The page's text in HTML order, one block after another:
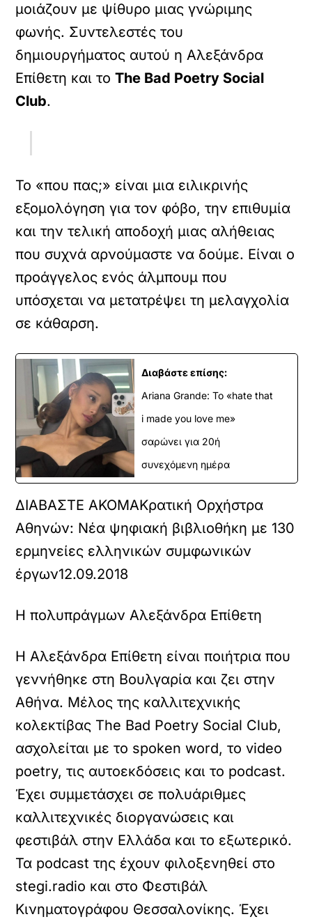
μοιάζουν με ψίθυρο μιας γνώριμης
φωνής. Συντελεστές του
δημιουργήματος αυτού η Αλεξάνδρα
Επίθετη και τοThe Bad Poetry Social
Club.
Το «που πας;» είναι μια ειλικρινής
εξομολόγηση για τον φόβο, την επιθυμία
και την τελική αποδοχή μιας αλήθειας
που συχνά αρνούμαστε να δούμε. Είναι ο
προάγγελος ενός άλμπουμ που
υπόσχεται να μετατρέψει τη μελαγχολία
σε κάθαρση.
Διαβάστε επίσης:
Ariana Grande: Το «hate that
i made you love me»
σαρώνει για 20ή
συνεχόμενη ημέρα
ΔΙΑΒΑΣΤΕ ΑΚΟΜΑΚρατική Ορχήστρα
Αθηνών: Νέα ψηφιακή βιβλιοθήκη με 130
ερμηνείες ελληνικών συμφωνικών
έργων12.09.2018
Η πολυπράγμων Αλεξάνδρα Επίθετη
Η Αλεξάνδρα Επίθετη είναι ποιήτρια που
γεννήθηκε στη Βουλγαρία και ζει στην
Αθήνα. Μέλος της καλλιτεχνικής
κολεκτίβας The Bad Poetry Social Club,
ασχολείται με το spoken word, το video
poetry, τις αυτοεκδόσεις και το podcast.
Έχει συμμετάσχει σε πολυάριθμες
καλλιτεχνικές διοργανώσεις και
φεστιβάλ στην Ελλάδα και το εξωτερικό.
Τα podcast της έχουν φιλοξενηθεί στο
stegi.radio και στο Φεστιβάλ
Κινηματογράφου Θεσσαλονίκης. Έχει